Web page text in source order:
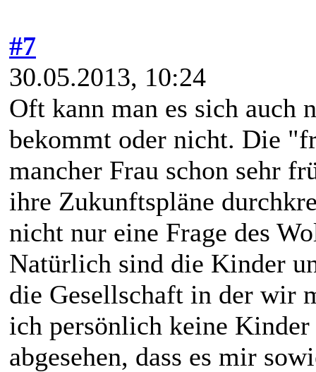
#7
30.05.2013, 10:24
Oft kann man es sich auch
bekommt oder nicht. Die
mancher Frau schon sehr
ihre Zukunftspläne
nicht nur eine Frage des
Natürlich sind die Kinder
die Gesellschaft in der wir
ich persönlich keine
abgesehen, dass es mir